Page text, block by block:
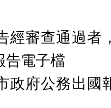
經審查通過者
告電子檔
政府公務出國